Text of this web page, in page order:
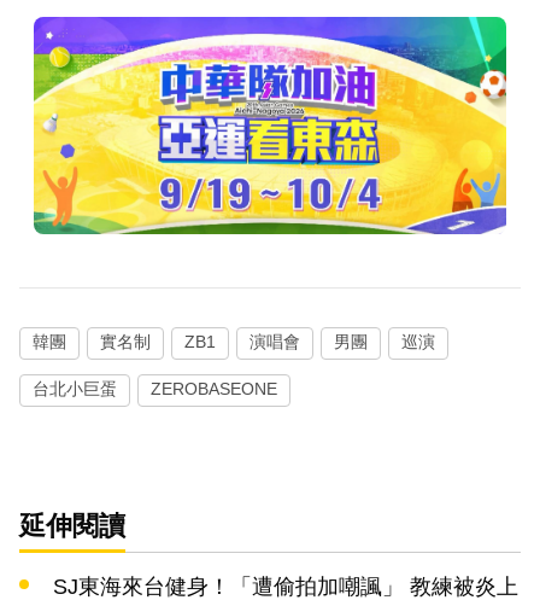
韓團 實名制 ZB1 演唱會 男團 巡演
台北小巨蛋 ZEROBASEONE
延伸閱讀
SJ東海來台健身！「遭偷拍加嘲諷」 教練被炎上